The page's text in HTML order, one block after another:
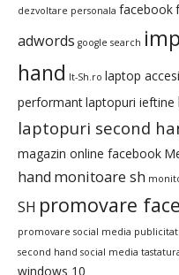
dezvoltare personala facebook
adwords google search
hand It-Sh.ro laptop
performantlaptopuri ieftine
laptopuri second
magazin online facebook
hand monitoare sh
SH promovare
promovare social media
second hand social media
windows 10